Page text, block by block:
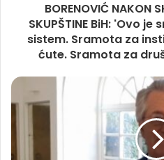
BORENOVIĆ NAKON
SKUPŠTINE BiH: 'Ovo
sistem. Sramota za
ćute. Sramota za